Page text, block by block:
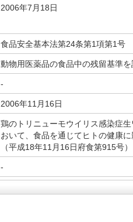
2006年7月18日
食品安全基本法第24条第1項第1号
動物用医薬品の食品中の残留基準
-
2006年11月16日
鶏のトリニューモウイリス感染症
おいて、食品を通じてヒトの健康
（平成18年11月16日府食第915号）
-